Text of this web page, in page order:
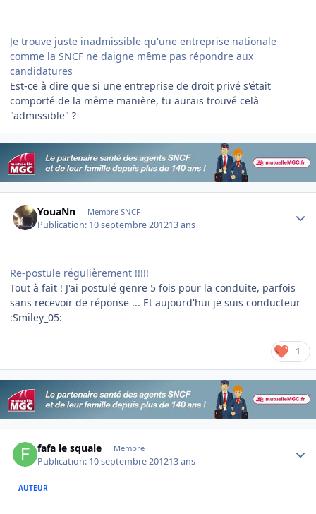
Je trouve juste inadmissible qu'une entreprise nationale
comme la SNCF ne daigne même pas répondre aux
candidatures
Est-ce à dire que si une entreprise de droit privé s'était
comporté de la même manière, tu aurais trouvé celà
"admissible" ?
YouaNn Membre SNCF
Publication: 10 septembre 201213 ans
Re-postule régulièrement !!!!!
Tout à fait ! J'ai postulé genre 5 fois pour la conduite, parfois
sans recevoir de réponse ... Et aujourd'hui je suis conducteur
:Smiley_05:
1
fafa le squale Membre
Publication: 10 septembre 201213 ans
AUTEUR